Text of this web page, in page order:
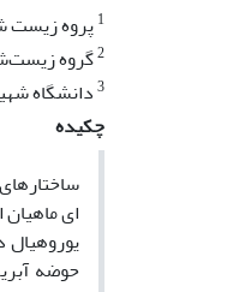
1پروه زیست
2گروه
3دانشگاه
چکیده
ای